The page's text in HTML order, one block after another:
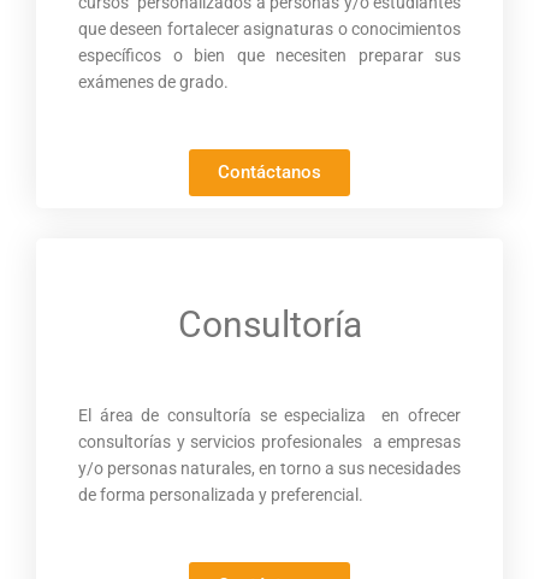
que deseen fortalecer asignaturas o conocimientos
específicos o bien que necesiten preparar sus
exámenes de grado.
Contáctanos
Consultoría
consultorías y servicios profesionales a empresas
y/o personas naturales, en torno a sus necesidades
de forma personalizada y preferencial.
Contáctanos